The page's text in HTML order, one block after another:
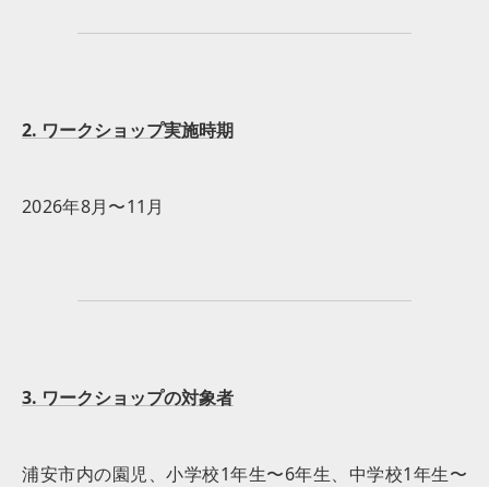
2. ワークショップ実施時期
2026年8月〜11月
3. ワークショップの対象者
浦安市内の園児、小学校1年生〜6年生、中学校1年生〜